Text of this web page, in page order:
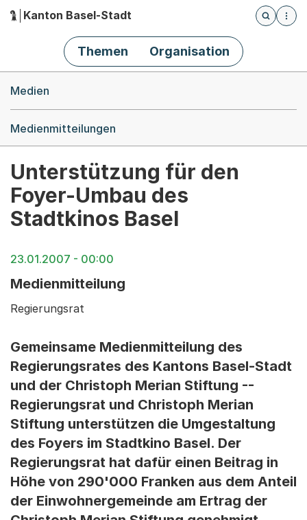
Hauptnavigation
Kanton Basel-Stadt
Öffnet
Themen Organisation
Medien
Medienmitteilungen
Unterstützung für den
Foyer-Umbau des
Stadtkinos Basel
23.01.2007 - 00:00
Medienmitteilung
Regierungsrat
Gemeinsame Medienmitteilung des
Regierungsrates des Kantons Basel-Stadt
und der Christoph Merian Stiftung --
Regierungsrat und Christoph Merian
Stiftung unterstützen die Umgestaltung
des Foyers im Stadtkino Basel. Der
Regierungsrat hat dafür einen Beitrag in
Höhe von 290'000 Franken aus dem Anteil
der Einwohnergemeinde am Ertrag der